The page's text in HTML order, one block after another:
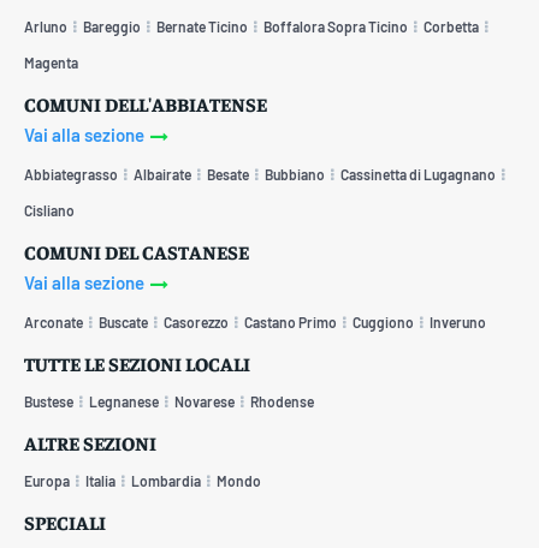
Arluno Bareggio Bernate Ticino Boffalora Sopra Ticino Corbetta
Magenta
COMUNI DELL'ABBIATENSE
Vai alla sezione
Abbiategrasso Albairate Besate Bubbiano Cassinetta di Lugagnano
Cisliano
COMUNI DEL CASTANESE
Vai alla sezione
Arconate Buscate Casorezzo Castano Primo Cuggiono Inveruno
TUTTE LE SEZIONI LOCALI
Bustese Legnanese Novarese Rhodense
ALTRE SEZIONI
Europa Italia Lombardia Mondo
SPECIALI